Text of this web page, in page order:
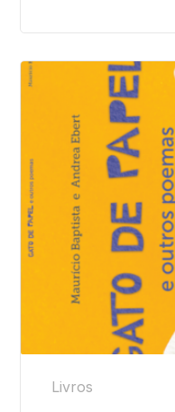
Livros